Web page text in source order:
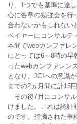
り、1つでも基準に達
心に各章の勉強会を行
合わないかもしれない
ベイヤーにコンサルテ
本間でwebカンファレ
にとっては6～8時の
ったwebカンファレン
となり、JCIへの意識
までの2ヵ月間に計15
その後7月にコンサ
けました。これは認証
のです。指摘された事